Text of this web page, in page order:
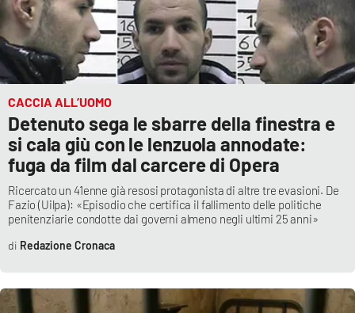
Android
Apple
CACCIA ALL’UOMO
Detenuto sega le sbarre della finestra e
si cala giù con le lenzuola annodate:
fuga da film dal carcere di Opera
Ricercato un 41enne già resosi protagonista di altre tre evasioni. De
Fazio (Uilpa): «Episodio che certifica il fallimento delle politiche
penitenziarie condotte dai governi almeno negli ultimi 25 anni»
Redazione Cronaca